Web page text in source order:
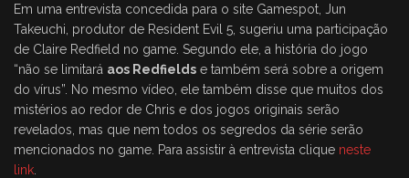
Em uma entrevista concedida para o site Gamespot, Jun
Takeuchi, produtor de Resident Evil 5, sugeriu uma participação
de Claire Redfield no game. Segundo ele, a história do jogo
“não se limitará aos Redfields e também será sobre a origem
do vírus”. No mesmo vídeo, ele também disse que muitos dos
mistérios ao redor de Chris e dos jogos originais serão
revelados, mas que nem todos os segredos da série serão
mencionados no game. Para assistir à entrevista clique neste
link